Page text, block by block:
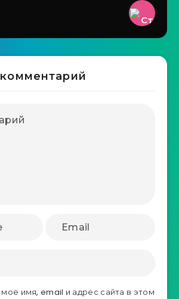
имя, email и адрес сайта в этом